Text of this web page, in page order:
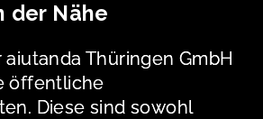
der Nähe
Thüringen GmbH
öffentliche
Diese sind sowohl